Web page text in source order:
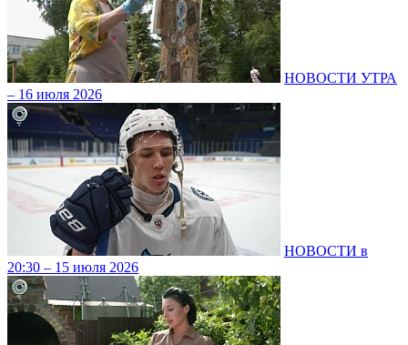
НОВОСТИ УТРА
– 16 июля 2026
НОВОСТИ в
20:30 – 15 июля 2026